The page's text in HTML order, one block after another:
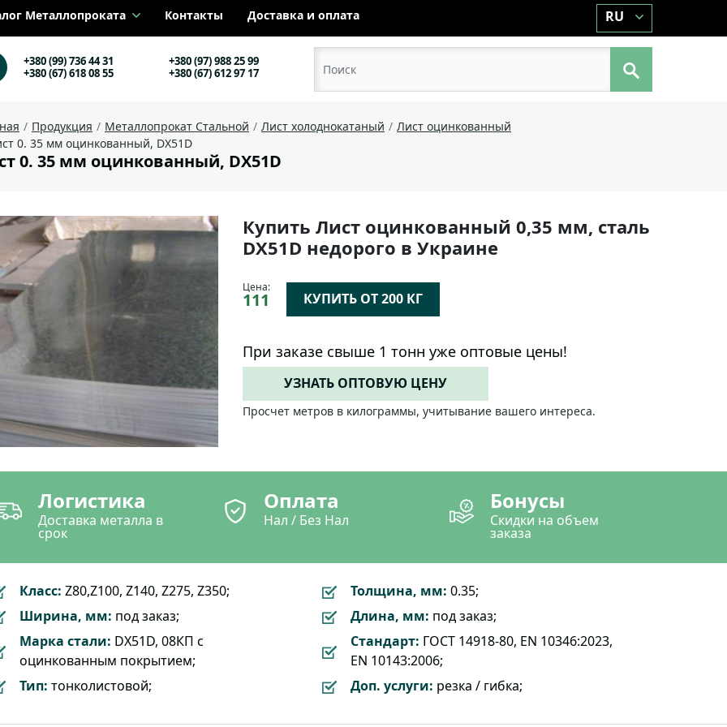
Металлопроката Контакты Доставка и оплата RU
+380 (99) 736 44 31
+380 (97) 988 25 99
+380 (67) 618 08 55
+380 (67) 612 97 17
Продукция Металлопрокат Стальной Лист холоднокатаный
Лист оцинкованный
0. 35 мм оцинкованный, DX51D
0. 35 мм оцинкованный, DX51D
Купить Лист оцинкованный 0,35 мм, сталь
DX51D недорого в Украине
Цена:
111 КУПИТЬ ОТ 200 КГ
При заказе свыше 1 тонн уже оптовые цены!
УЗНАТЬ ОПТОВУЮ ЦЕНУ
Просчет метров в килограммы, учитывание вашего интереса.
Логистика
Доставка металла в
срок
Оплата
Нал / Без Нал
Бонусы
Скидки на объем
заказа
Класс: Z80,Z100, Z140, Z275, Z350; Толщина, мм: 0.35;
Ширина, мм: под заказ; Длина, мм: под заказ;
Марка стали: DX51D, 08КП с
оцинкованным покрытием;
Стандарт: ГОСТ 14918-80, EN 10346:2023,
EN 10143:2006;
Тип: тонколистовой; Доп. услуги: резка / гибка;